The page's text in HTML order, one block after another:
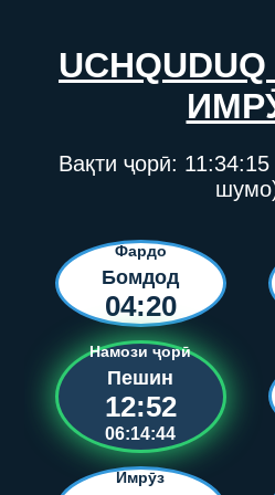
Вақти ҷорӣ: 11:34:15
Фардо
Бомдод
04:20
Намози ҷорӣ
Пешин
12:52
06:14:44
Имрӯз